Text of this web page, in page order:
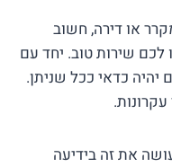
או דירה, חשוב
לכם שירות טוב. יחד עם
יהיה כדאי ככל שניתן.
את זה בידיעה